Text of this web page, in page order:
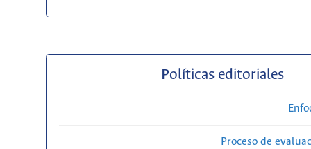
Políticas editoriales
Proceso de